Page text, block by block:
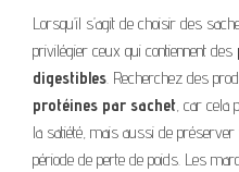
Lorsqu’il s’agit de choisir des
privilégier ceux qui contiennent des
digestibles. Recherchez des
protéines par sachet, car cela
la satiété, mais aussi de
période de perte de poids. Les